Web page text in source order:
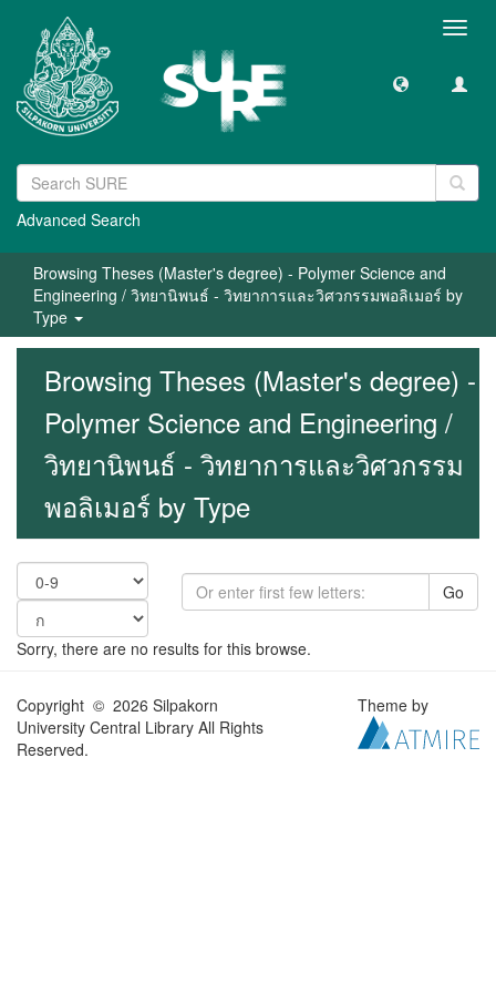
Advanced Search
Browsing Theses (Master's degree) - Polymer Science and
Engineering / วิทยานิพนธ์ - วิทยาการและวิศวกรรมพอลิเมอร์ by
Type
Browsing Theses (Master's degree) -
Polymer Science and Engineering /
วิทยานิพนธ์ - วิทยาการและวิศวกรรม
พอลิเมอร์ by Type
Go
Sorry, there are no results for this browse.
Copyright © 2026 Silpakorn
University Central Library All Rights
Reserved.
Theme by